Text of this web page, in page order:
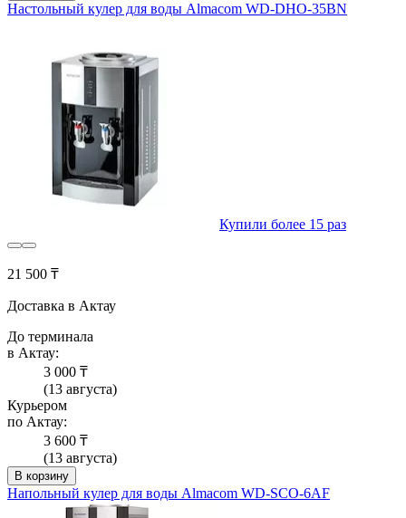
Настольный кулер для воды Almacom WD-DНО-35BN
Купили более 15 раз
21 500 ₸
Доставка в Актау
До терминала
в Актау:
3 000 ₸
(13 августа)
Курьером
по Актау:
3 600 ₸
(13 августа)
В корзину
Напольный кулер для воды Almacom WD-SCO-6AF